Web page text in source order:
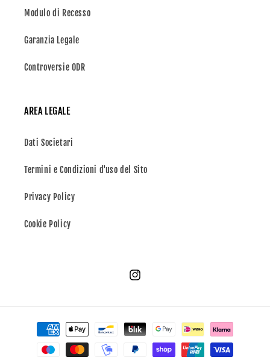
Modulo di Recesso
Garanzia Legale
Controversie ODR
AREA LEGALE
Dati Societari
Termini e Condizioni d'uso del Sito
Privacy Policy
Cookie Policy
Instagram
Metodi
pagamento